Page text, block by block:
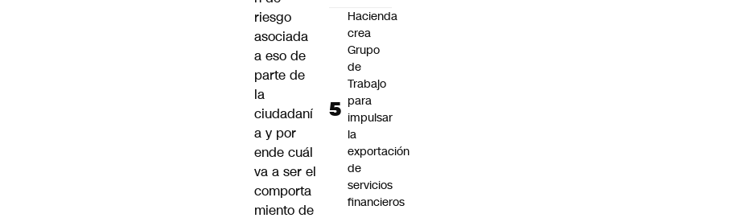
riesgo
asociada
a eso de
parte de
la
ciudadaní
a y por
ende cuál
va a ser el
comporta
miento de
Hacienda
crea
Grupo
de
Trabajo
para
impulsar
la
exportación
de
servicios
financieros